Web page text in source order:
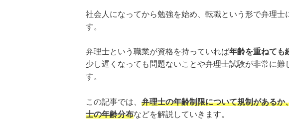
社会人になってから勉強を始め、転職という形で弁理士
す。
弁理士という職業が資格を持っていれば年齢を重ねても
少し遅くなっても問題ないことや弁理士試験が非常に難
す。
この記事では、 弁理士の年齢制限について規制がある
士の年齢分布などを解説していきます。